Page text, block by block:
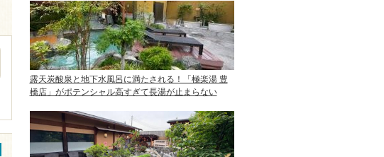
露天炭酸泉と地下水風呂に満たされる！「極楽湯 豊
橋店」がポテンシャル高すぎて長湯が止まらない